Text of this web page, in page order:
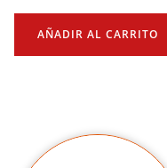
AÑADIR AL CARRITO